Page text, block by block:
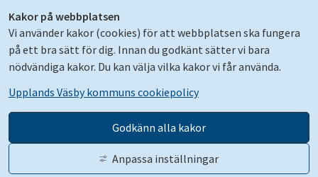
Kakor på webbplatsen
Vi använder kakor (cookies) för att webbplatsen ska fungera
på ett bra sätt för dig. Innan du godkänt sätter vi bara
nödvändiga kakor. Du kan välja vilka kakor vi får använda.
Upplands Väsby kommuns cookiepolicy
Godkänn alla kakor
Anpassa inställningar